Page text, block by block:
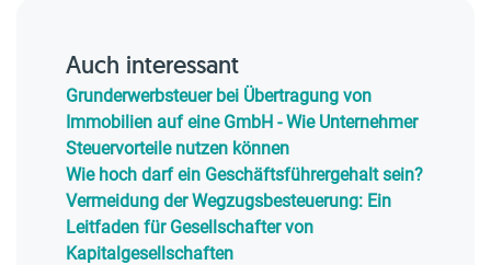
Auch interessant
Grunderwerbsteuer bei Übertragung von
Immobilien auf eine GmbH - Wie Unternehmer
Steuervorteile nutzen können
Wie hoch darf ein Geschäftsführergehalt sein?
Vermeidung der Wegzugsbesteuerung: Ein
Leitfaden für Gesellschafter von
Kapitalgesellschaften